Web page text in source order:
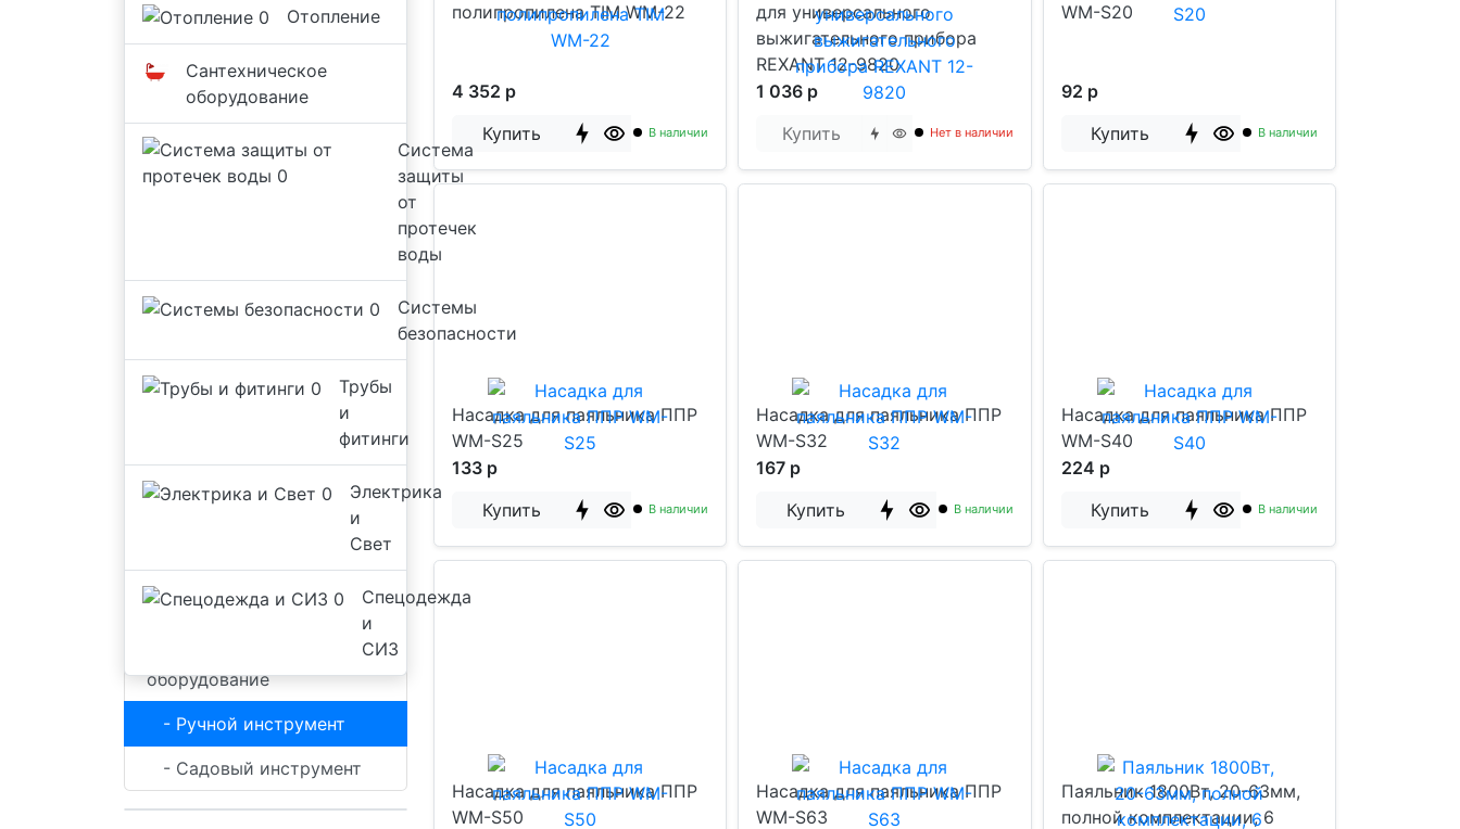
Отопление
Сантехническое
оборудование
Система
защиты
от
протечек
воды
Системы
безопасности
Трубы
и
фитинги
Электрика
и
Свет
Спецодежда
и
СИЗ
- Расходные материалы
оборудование
- Ручной инструмент
- Садовый инструмент
полипропилена TIM WM-22
4 352 р
Купить
В наличии
для универсального
выжигательного прибора
REXANT 12-9820
1 036 р
Купить
Нет в наличии
WM-S20
92 р
Купить
В наличии
Насадка для паяльника ППР
WM-S25
133 р
Купить
В наличии
Насадка для паяльника ППР
WM-S32
167 р
Купить
В наличии
Насадка для паяльника ППР
WM-S40
224 р
Купить
В наличии
Насадка для паяльника ППР
WM-S50
Насадка для паяльника ППР
WM-S63
Паяльник 1800Вт, 20-63мм,
полной комплектации, 6